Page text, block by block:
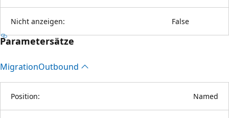
Nicht anzeigen: False
Parametersätze
MigrationOutbound
Position: Named